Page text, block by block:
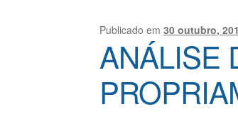
Publicado em30 outubro,
ANÁLISE